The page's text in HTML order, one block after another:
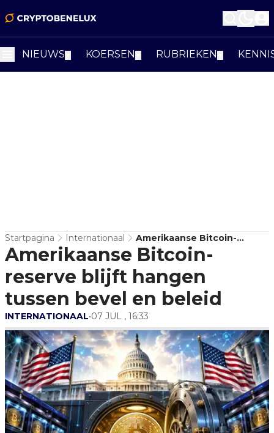
NIEUWS KOERSEN RUBRIEKEN
Startpagina Internationaal
Amerikaanse Bitcoin-
Reserve Blijft Hangen
Tussen Bevel En Beleid
Amerikaanse Bitcoin-
reserve blijft hangen
tussen bevel en beleid
INTERNATIONAAL•07 JUL , 16:33